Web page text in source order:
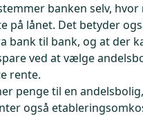
banken selv, hvor
på lånet. Det betyder
bank til bank, og at der
ved at vælge
rente.
penge til en
også